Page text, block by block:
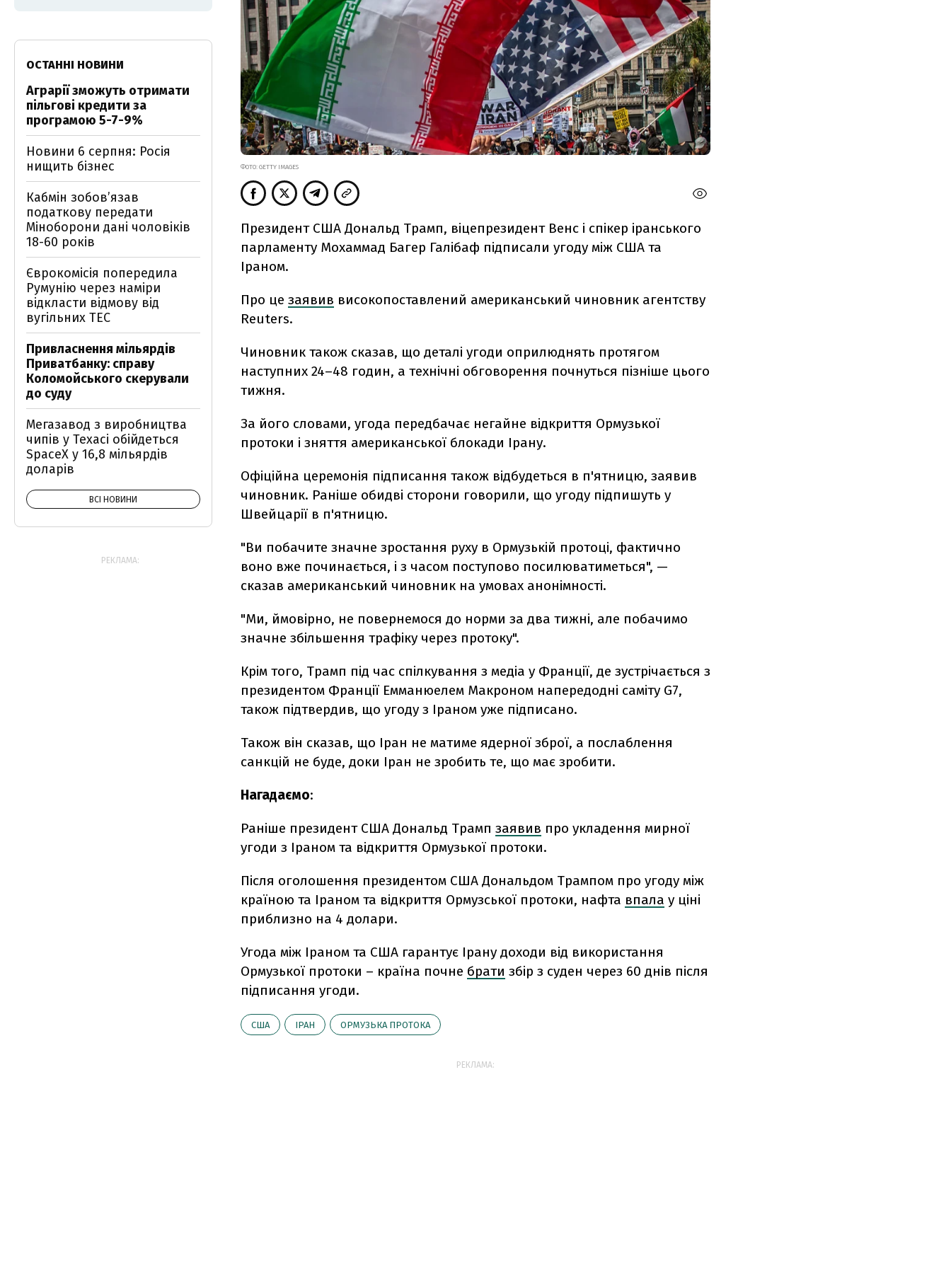
ФОТО: GETTY IMAGES
Президент США Дональд Трамп, віцепрезидент Венс і спікер іранського
парламенту Мохаммад Багер Галібаф підписали угоду між США та
Іраном.
Про це заявив високопоставлений американський чиновник агентству
Reuters.
Чиновник також сказав, що деталі угоди оприлюднять протягом
наступних 24–48 годин, а технічні обговорення почнуться пізніше цього
тижня.
За його словами, угода передбачає негайне відкриття Ормузької
протоки і зняття американської блокади Ірану.
Офіційна церемонія підписання також відбудеться в п'ятницю, заявив
чиновник. Раніше обидві сторони говорили, що угоду підпишуть у
Швейцарії в п'ятницю.
"Ви побачите значне зростання руху в Ормузькій протоці, фактично
воно вже починається, і з часом поступово посилюватиметься", —
сказав американський чиновник на умовах анонімності.
"Ми, ймовірно, не повернемося до норми за два тижні, але побачимо
значне збільшення трафіку через протоку".
Крім того, Трамп під час спілкування з медіа у Франції, де зустрічається з
президентом Франції Емманюелем Макроном напередодні саміту G7,
також підтвердив, що угоду з Іраном уже підписано.
Також він сказав, що Іран не матиме ядерної зброї, а послаблення
санкцій не буде, доки Іран не зробить те, що має зробити.
Нагадаємо:
Раніше президент США Дональд Трамп заявив про укладення мирної
угоди з Іраном та відкриття Ормузької протоки.
Після оголошення президентом США Дональдом Трампом про угоду між
країною та Іраном та відкриття Ормузської протоки, нафта впала у ціні
приблизно на 4 долари.
Угода між Іраном та США гарантує Ірану доходи від використання
Ормузької протоки – країна почне брати збір з суден через 60 днів після
підписання угоди.
США ІРАН ОРМУЗЬКА ПРОТОКА
РЕКЛАМА:
ОСТАННІ НОВИНИ
Аграрії зможуть отримати
пільгові кредити за
програмою 5-7-9%
Новини 6 серпня: Росія
нищить бізнес
Кабмін зобовʼязав
податкову передати
Міноборони дані чоловіків
18-60 років
Єврокомісія попередила
Румунію через наміри
відкласти відмову від
вугільних ТЕС
Привласнення мільярдів
Приватбанку: справу
Коломойського скерували
до суду
Мегазавод з виробництва
чипів у Техасі обійдеться
SpaceX у 16,8 мільярдів
доларів
ВСІ НОВИНИ
РЕКЛАМА: